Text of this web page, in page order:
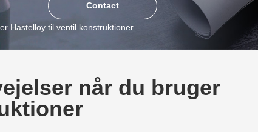
Contact
Hastelloy til ventil konstruktioner
når du bruger